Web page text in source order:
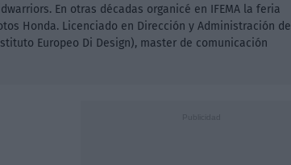
En otras décadas organicé en IFEMA la feria
Honda. Licenciado en Dirección y Administración de
Europeo Di Design), master de comunicación